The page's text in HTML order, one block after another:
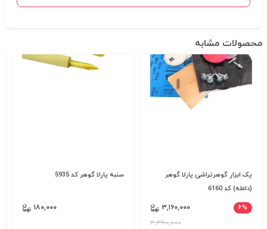
محصولات مشابه
پک ابزار گوهرتراشی پارلا گوهر
(دامله) کد 6160
۶%
۳,۱۶۰,۰۰۰
۳,۳۶۰,۰۰۰
سنبه پارلا گوهر کد 5935
۱۸۰,۰۰۰